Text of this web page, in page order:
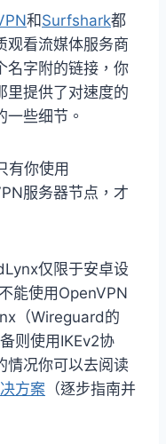
和Surfshark都
观看流媒体服务商
名字附的链接，你
里提供了对速度的
些细节。
有你使用
服务器节点，才
仅限于安卓设
能使用OpenVPN
（Wireguard的
则使用IKEv2协
情况你可以去阅读
方案 （逐步指南并